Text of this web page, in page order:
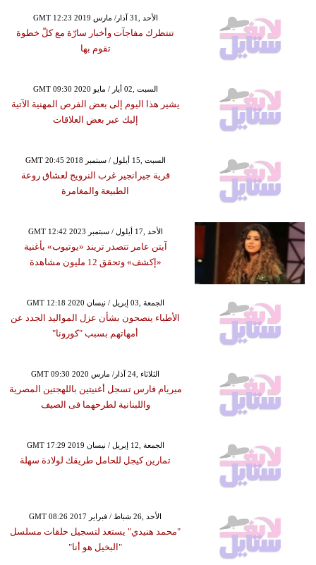
GMT 12:23 2019 الأحد ,31 آذار/ مارس
تنتظرك مفاجآت وأخبار سارّة مع كلّ خطوة
تقوم بها
GMT 09:30 2020 السبت ,02 أيار / مايو
يشير هذا اليوم إلى بعض الفرص المهنية الآتية
إليك عبر بعض العلاقات
GMT 20:45 2018 السبت ,15 أيلول / سبتمبر
قرية جيرانجير غرب النرويج لعشاق روعة
الطبيعة والمغامرة
GMT 12:42 2023 الأحد ,17 أيلول / سبتمبر
آيتن عامر تتصدر تريند «يوتيوب» بأغنية
«إكشف» وتحقق 12 مليون مشاهدة
GMT 12:18 2020 الجمعة ,03 إبريل / نيسان
الأطباء ينصحون بشأن عزل المواليد الجدد عن
أمهاتهم بسبب "كورونا"
GMT 09:30 2020 الثلاثاء ,24 آذار/ مارس
ميريام فارس تسجل أغنيتين باللهجتين المصرية
واللبنانية لطرحهما فى الصيف
GMT 17:29 2019 الجمعة ,12 إبريل / نيسان
تمارين كيجل للحامل طريقك لولادة سهلة
GMT 08:26 2017 الأحد ,26 شباط / فبراير
"محمد هنيدي" يستعد لتسجيل حلقات مسلسل
"البخيل هو أنا"